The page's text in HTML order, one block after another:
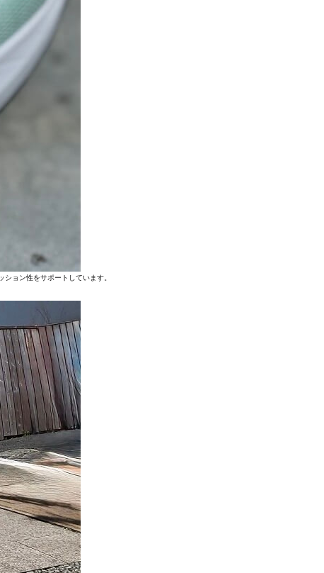
ョン性をサポートしています。